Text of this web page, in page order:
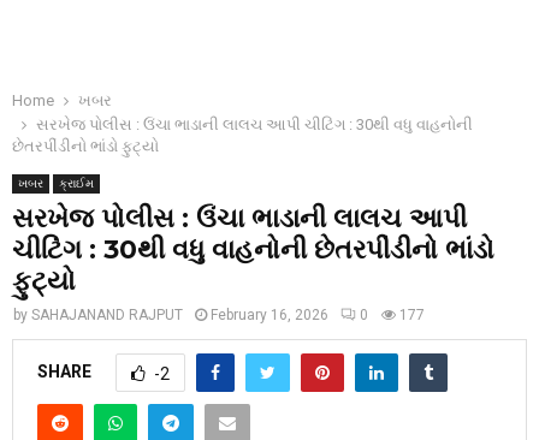
Home
ખબર
સરખેજ પોલીસ : ઉંચા ભાડાની લાલચ આપી ચીટિંગ : 30થી વધુ વાહનોની
છેતરપીંડીનો ભાંડો ફુટ્યો
ખબર ક્રાઈમ
સરખેજ પોલીસ : ઉંચા ભાડાની લાલચ આપી
ચીટિંગ : 30થી વધુ વાહનોની છેતરપીંડીનો ભાંડો
ફુટ્યો
by SAHAJANAND RAJPUT February 16, 2026 0 177
SHARE -2